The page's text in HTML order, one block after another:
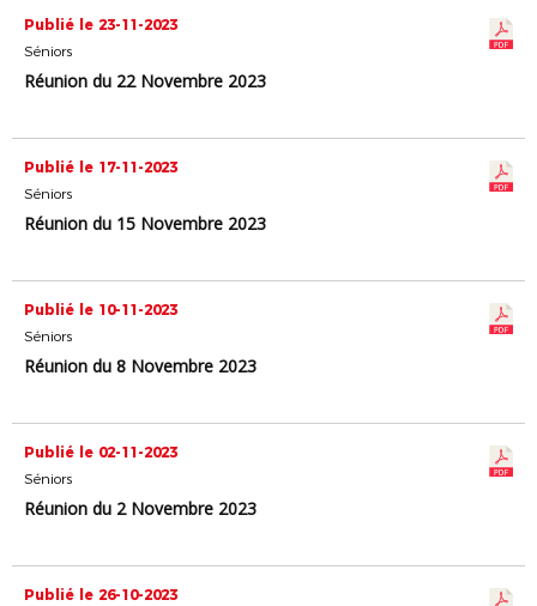
Publié le 23-11-2023
Séniors
Réunion du 22 Novembre 2023
Publié le 17-11-2023
Séniors
Réunion du 15 Novembre 2023
Publié le 10-11-2023
Séniors
Réunion du 8 Novembre 2023
Publié le 02-11-2023
Séniors
Réunion du 2 Novembre 2023
Publié le 26-10-2023